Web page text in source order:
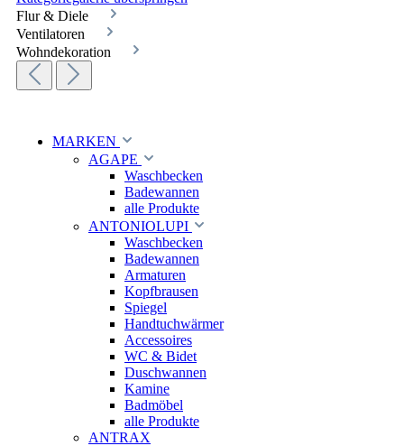
Flur & Diele
Ventilatoren
Wohndekoration
MARKEN
AGAPE
Waschbecken
Badewannen
alle Produkte
ANTONIOLUPI
Waschbecken
Badewannen
Armaturen
Kopfbrausen
Spiegel
Handtuchwärmer
Accessoires
WC & Bidet
Duschwannen
Kamine
Badmöbel
alle Produkte
ANTRAX